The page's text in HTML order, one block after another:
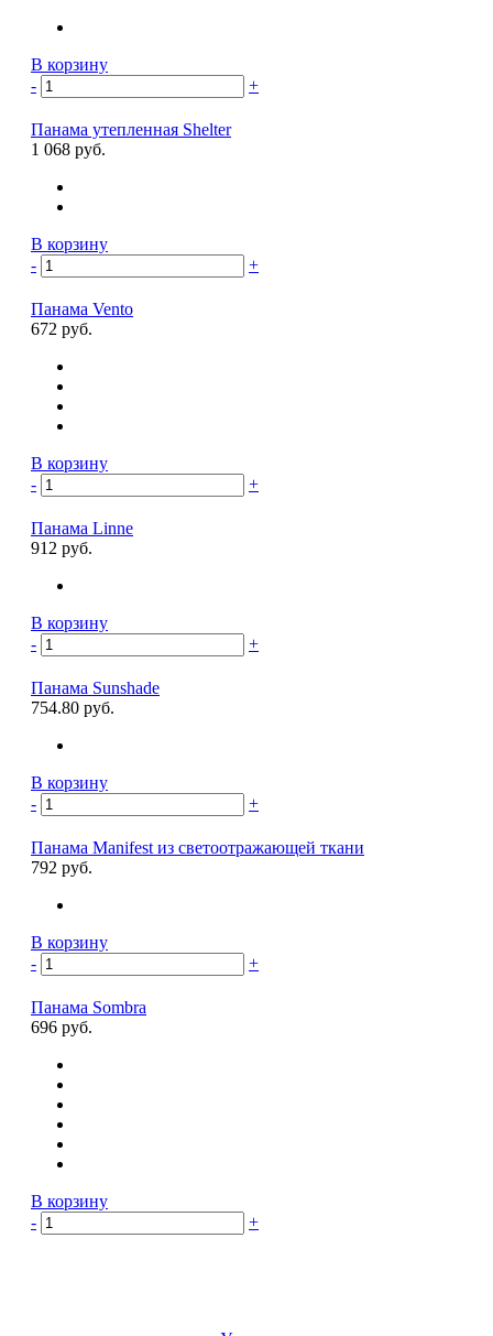
В корзину
-
+
Панама утепленная Shelter
1 068 руб.
В корзину
-
+
Панама Vento
672 руб.
В корзину
-
+
Панама Linne
912 руб.
В корзину
-
+
Панама Sunshade
754.80 руб.
В корзину
-
+
Панама Manifest из светоотражающей ткани
792 руб.
В корзину
-
+
Панама Sombra
696 руб.
В корзину
-
+